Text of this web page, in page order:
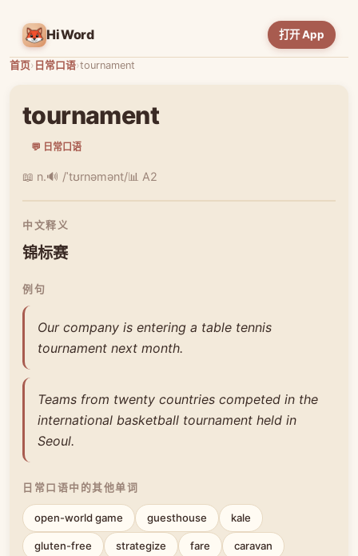
HiWord 打开 App
首页› 日常口语›tournament
tournament
💬 日常口语
📖 n.🔊 /ˈtʊrnəmənt/📊 A2
中文释义
锦标赛
例句
Our company is entering a table tennis
tournament next month.
Teams from twenty countries competed in the
international basketball tournament held in
Seoul.
日常口语中的其他单词
open-world game guesthouse kale
gluten-free strategize fare caravan